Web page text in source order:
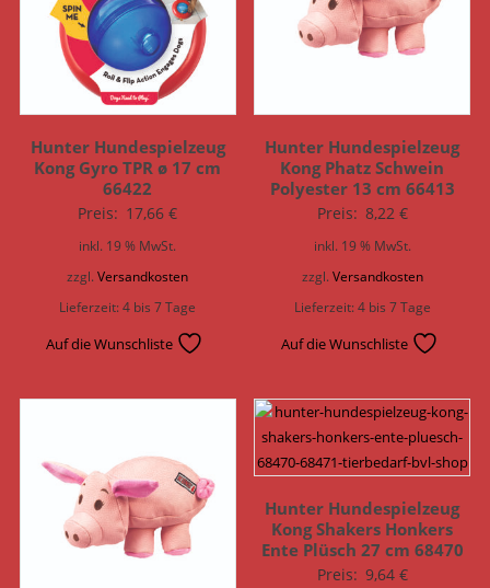
Hunter Hundespielzeug
Kong Gyro TPR ø 17 cm
66422
Preis: 17,66€
inkl. 19 % MwSt.
zzgl.Versandkosten
Lieferzeit:4 bis 7 Tage
Auf die Wunschliste
Hunter Hundespielzeug
Kong Phatz Schwein
Polyester 13 cm 66413
Preis: 8,22 €
inkl. 19 % MwSt.
zzgl. Versandkosten
Lieferzeit:4 bis 7 Tage
Auf die Wunschliste
Hunter Hundespielzeug
Kong Shakers Honkers
Ente Plüsch 27 cm 68470
Preis: 9,64 €